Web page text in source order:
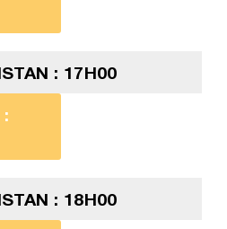
: 17H00
: 18H00